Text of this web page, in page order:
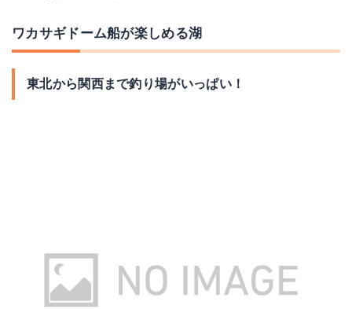
ワカサギドーム船が楽しめる湖
東北から関西まで釣り場がいっぱい！